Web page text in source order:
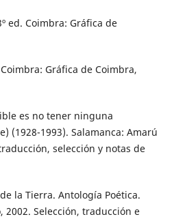
ed. Coimbra: Gráfica de
Gráfica de Coimbra,
es no tener ninguna
(1928-1993). Salamanca: Amarú
selección y notas de
la Tierra. Antología Poética.
2002. Selección, traducción e